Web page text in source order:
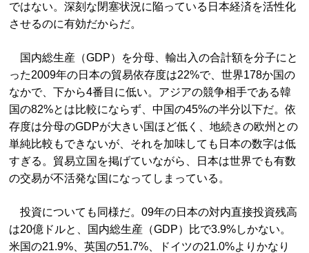
ではない。深刻な閉塞状況に陥っている日本経済を活性化
させるのに有効だからだ。
国内総生産（GDP）を分母、輸出入の合計額を分子にと
った2009年の日本の貿易依存度は22%で、世界178か国の
なかで、下から4番目に低い。アジアの競争相手である韓
国の82%とは比較にならず、中国の45%の半分以下だ。依
存度は分母のGDPが大きい国ほど低く、地続きの欧州との
単純比較もできないが、それを加味しても日本の数字は低
すぎる。貿易立国を掲げていながら、日本は世界でも有数
の交易が不活発な国になってしまっている。
投資についても同様だ。09年の日本の対内直接投資残高
は20億ドルと、国内総生産（GDP）比で3.9%しかない。
米国の21.9%、英国の51.7%、ドイツの21.0%よりかなり